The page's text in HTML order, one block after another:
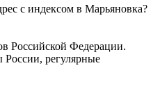
с индексом в Марьяновка?
Российской Федерации.
регулярные